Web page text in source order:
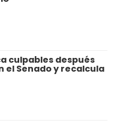
culpables después
el Senado y recalcula